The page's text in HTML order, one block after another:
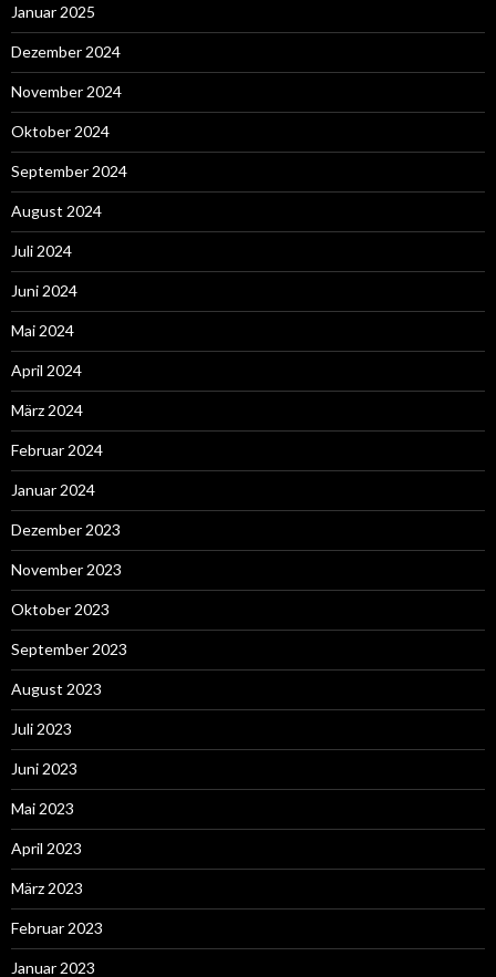
Januar 2025
Dezember 2024
November 2024
Oktober 2024
September 2024
August 2024
Juli 2024
Juni 2024
Mai 2024
April 2024
März 2024
Februar 2024
Januar 2024
Dezember 2023
November 2023
Oktober 2023
September 2023
August 2023
Juli 2023
Juni 2023
Mai 2023
April 2023
März 2023
Februar 2023
Januar 2023